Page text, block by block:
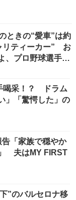
ときの“愛車”は約
リティーカー” お
、プロ野球選手
喝采！？ ドラム
」「驚愕した」の
「家族で穏やか
夫はMY FIRST
”のバルセロナ移